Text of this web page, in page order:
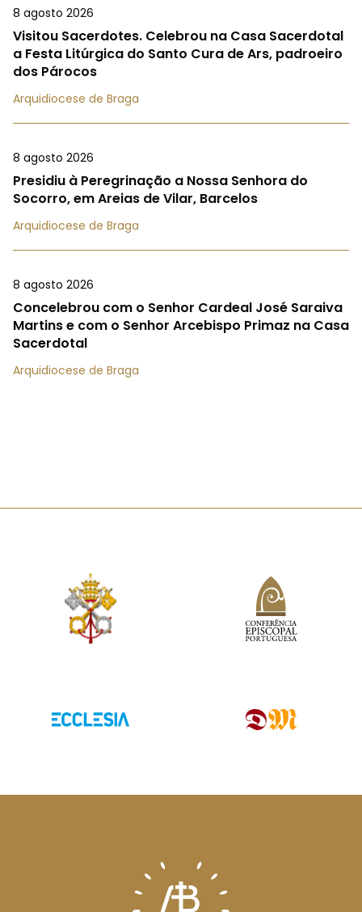
8 agosto 2026
Visitou Sacerdotes. Celebrou na Casa Sacerdotal
a Festa Litúrgica do Santo Cura de Ars, padroeiro
dos Párocos
Arquidiocese de Braga
8 agosto 2026
Presidiu à Peregrinação a Nossa Senhora do
Socorro, em Areias de Vilar, Barcelos
Arquidiocese de Braga
8 agosto 2026
Concelebrou com o Senhor Cardeal José Saraiva
Martins e com o Senhor Arcebispo Primaz na Casa
Sacerdotal
Arquidiocese de Braga